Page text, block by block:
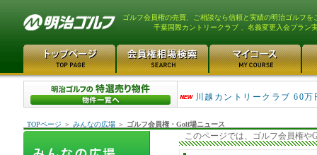
ゴルフ会員権の売買、ご相談なら信頼と実績の明治ゴルフを
千葉国際カントリークラブ 、名義変更入会プラン
津久井湖ゴルフ倶楽部 80万
川越カントリークラブ 60万
TOPページ ＞ みんなの広場 ＞ ゴルフ会員権・Golf場ニュース
このページでは、ゴルフ会員権や